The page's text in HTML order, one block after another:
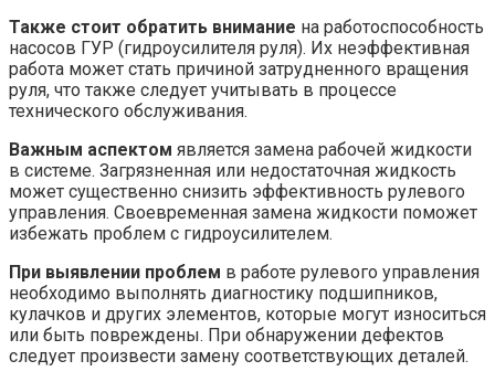
Также стоит обратить внимание на работоспособность
насосов ГУР (гидроусилителя руля). Их неэффективная
работа может стать причиной затрудненного вращения
руля, что также следует учитывать в процессе
технического обслуживания.
Важным аспектом является замена рабочей жидкости
в системе. Загрязненная или недостаточная жидкость
может существенно снизить эффективность рулевого
управления. Своевременная замена жидкости поможет
избежать проблем с гидроусилителем.
При выявлении проблем в работе рулевого управления
необходимо выполнять диагностику подшипников,
кулачков и других элементов, которые могут износиться
или быть повреждены. При обнаружении дефектов
следует произвести замену соответствующих деталей.